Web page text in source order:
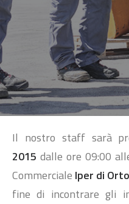
SEARCH
Il nostro staff sarà
2015 dalle ore 09:00
Commerciale Iper di
fine di incontrare gli